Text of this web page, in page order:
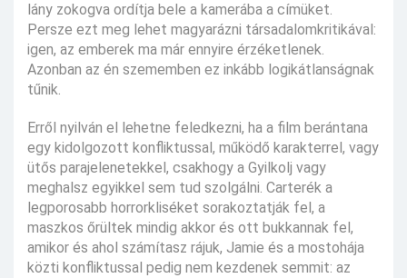
lány zokogva ordítja bele a kamerába a címüket.
Persze ezt meg lehet magyarázni társadalomkritikával:
igen, az emberek ma már ennyire érzéketlenek.
Azonban az én szememben ez inkább logikátlanságnak
tűnik.
Erről nyilván el lehetne feledkezni, ha a film berántana
egy kidolgozott konfliktussal, működő karakterrel, vagy
ütős parajelenetekkel, csakhogy a Gyilkolj vagy
meghalsz egyikkel sem tud szolgálni. Carterék a
legporosabb horrorkliséket sorakoztatják fel, a
maszkos őrültek mindig akkor és ott bukkannak fel,
amikor és ahol számítasz rájuk, Jamie és a mostohája
közti konfliktussal pedig nem kezdenek semmit: az